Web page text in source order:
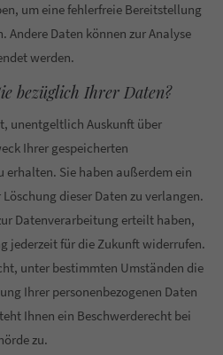
um eine fehlerfreie Bereitstellung
Andere Daten können zur Analyse
werden.
bezüglich Ihrer Daten?
unentgeltlich Auskunft über
Ihrer gespeicherten
erhalten. Sie haben außerdem ein
dieser Daten zu verlangen.
Datenverarbeitung erteilt haben,
jederzeit für die Zukunft widerrufen.
unter bestimmten Umständen die
Ihrer personenbezogenen Daten
Ihnen ein Beschwerderecht bei
zu.